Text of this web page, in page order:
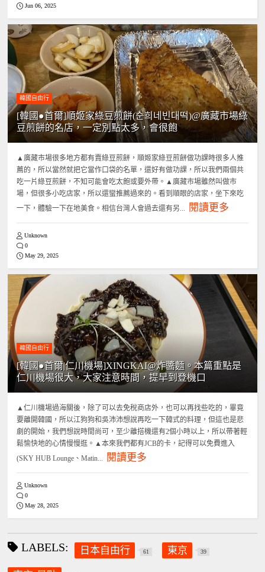
Jun 06, 2025
韓國自由行
[韓國●首爾]順姬家綠豆煎餅(순희네빈대떡)@廣藏市場綠
豆煎餅的名店，一定別點太多，會很飽
▲廣藏市場很多地方都有賣綠豆煎餅，順姬家綠豆煎餅做功課時很多人推
薦的，所以當然就把它當作口袋的名單，還好有做功課，所以我們兩個共
吃一片綠豆煎餅，不知可能會吃太飽或要外帶。▲廣藏市場雖然叫做市
場，但很多小吃店家，所以還蠻推薦過來的。看到順眼的店家，坐下來吃
一下，體驗一下在地美食。相信台灣人會過去還有另...
閱讀更多
Unknown
0
May 29, 2025
韓國自由行
[韓國●首爾|仁川機場]XINGKAI@炸醬麵。本篇重點是
仁川機場很大，大家注意時間，提早到登機口
▲仁川機場過海關後，除了可以去免稅商店外，也可以再找些吃的，畢竟
要離開韓國，所以江狗狗和吳沛沛想說再吃一下韓式的料理，但這也是悲
劇的開始，我們想說時間尚可，至少離搭機還有2個小時以上，所以帶著輕
鬆愉快地的心情慢慢逛。▲本來我們都有JCB的卡，記得可以免費進入
(SKY HUB Lounge、Matin...
閱讀更多
Unknown
0
May 28, 2025
LABELS: 日本自由行 61 東京 39